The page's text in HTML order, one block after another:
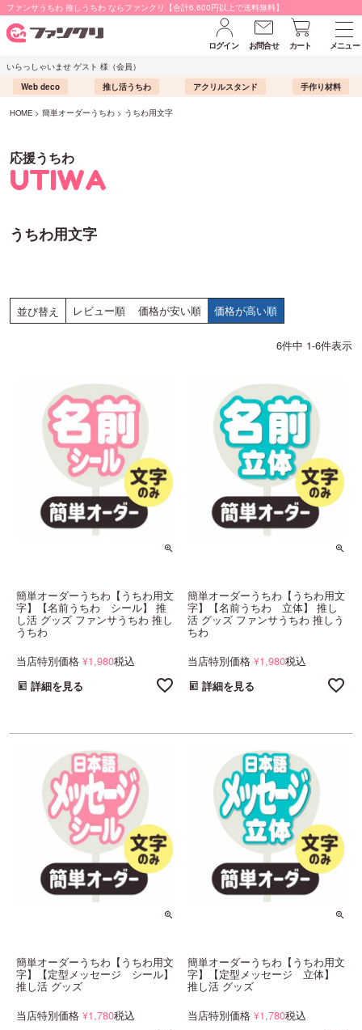
ファンサうちわ 推しうちわ ならファンクリ【合計6,600円以上で送料無料】
ログイン お問合せ カート
メニュー
いらっしゃいませ ゲスト 様（会員）
Web deco
推し活うちわ アクリルスタンド 手作り材料
HOME 簡単オーダーうちわ うちわ用文字
応援うちわ
UTIWA
うちわ用文字
並び替え レビュー順 価格が安い順 価格が高い順
6件中 1-6件表示
簡単オーダーうちわ【うちわ用文
字】【名前うちわ シール】 推
し活 グッズ ファンサうちわ 推し
うちわ
当店特別価格 ¥1,980税込
詳細を見る
簡単オーダーうちわ【うちわ用文
字】【名前うちわ 立体】 推し
活 グッズ ファンサうちわ 推しう
ちわ
当店特別価格 ¥1,980税込
詳細を見る
簡単オーダーうちわ【うちわ用文
字】【定型メッセージ シール】
推し活 グッズ
当店特別価格 ¥1,780税込
簡単オーダーうちわ【うちわ用文
字】【定型メッセージ 立体】
推し活 グッズ
当店特別価格 ¥1,780税込